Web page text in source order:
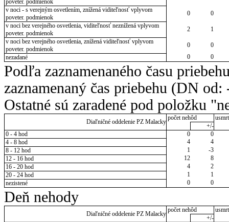
v noci - s verejným osvetlením, znížená viditeľnosť vplyvom
poveter. podmienok
0
0
v noci bez verejného osvetlenia, viditeľnosť neznížená vplyvom
poveter. podmienok
2
1
v noci bez verejného osvetlenia, znížená viditeľnosť vplyvom
poveter. podmienok
0
0
nezadané
0 0
Podľa zaznamenaného času
zaznamenaný čas priebehu (DN
Ostatné sú zaradené pod položku
Diaľničné oddelenie PZ Malacky
počet nehôd
+/-
0 - 4 hod
0
0
4 - 8 hod
4
4
8 - 12 hod
1
-3
12 - 16 hod
12
8
16 - 20 hod
4
2
20 - 24 hod
1
1
nezistené
0 0
Deň nehody
Diaľničné oddelenie PZ Malacky
počet nehôd
+/-